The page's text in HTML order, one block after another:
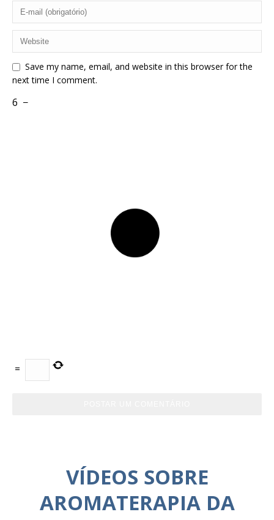
Save my name, email, and website in this browser for the
next time I comment.
6 −
=
VÍDEOS SOBRE
AROMATERAPIA DA